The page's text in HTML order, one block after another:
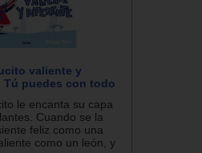
valiente y
Tú puedes con todo
le encanta su capa
Cuando se la
feliz como una
como un león, y